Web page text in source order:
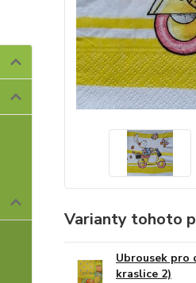
Varianty tohoto
Ubrousek pro
kraslice 2)